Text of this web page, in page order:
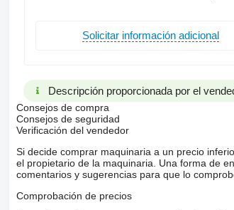
Solicitar información adicional
Descripción proporcionada por el
Consejos de compra
Consejos de seguridad
Verificación del vendedor
Si decide comprar maquinaria a un precio
el propietario de la maquinaria. Una forma de
comentarios y sugerencias para que lo
Comprobación de precios